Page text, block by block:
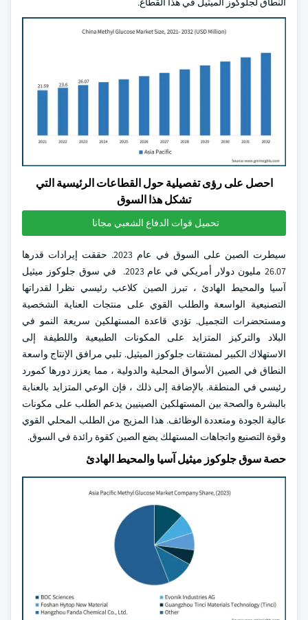
احصل على رؤى تفصيلية حول القطاعات الرئيسية التي
تشكل هذا السوق
تحميل قوات الدفاع الشعبي مجانا
سيطرت الصين على السوق في عام 2023. حققت إيرادات قدرها
26.07 مليون دولار أمريكي في عام 2023. في سوق جلوكوز ميثيل
آسيا والمحيط الهادئ ، تبرز الصين كلاعب رئيسي نظرا لقدراتها
التصنيعية الواسعة والطلب القوي على منتجات العناية الشخصية
ومستحضرات التجميل. تؤدي قاعدة المستهلكين سريعة النمو في
البلاد والتركيز المتزايد على المكونات الطبيعية واللطيفة إلى
الاستهلاك الكبير لمشتقات جلوكوز الميثيل. تلبي مرافق الإنتاج واسعة
النطاق في الصين الأسواق المحلية والدولية ، مما يعزز دورها كمورد
رئيسي في المنطقة. بالإضافة إلى ذلك ، فإن الوعي المتزايد بالعناية
بالبشرة والصحة بين المستهلكين الصينيين يدعم الطلب على مكونات
عالية الجودة ومتعددة الوظائف. هذا المزيج من الطلب المحلي القوي
وقوة التصنيع واتجاهات المستهلك يضع الصين كقوة رائدة في السوق.
حصة سوق جلوكوز ميثيل آسيا والمحيط الهادئ